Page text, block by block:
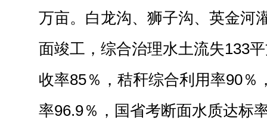
万亩。白龙沟、狮子沟、英金河
面竣工，综合治理水土流失133
收率85％，秸秆综合利用率90％
率96.9％，国省考断面水质达标